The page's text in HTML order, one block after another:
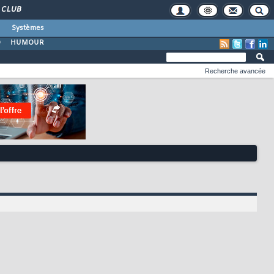
CLUB
Systèmes
HUMOUR
Recherche avancée